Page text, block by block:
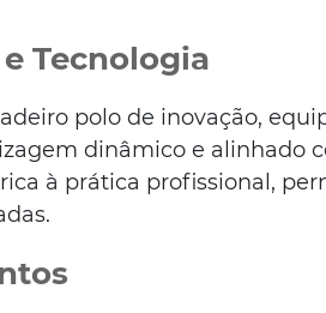
Tecnologia
polo de inovação,
dinâmico e alinhado
à prática profissional,